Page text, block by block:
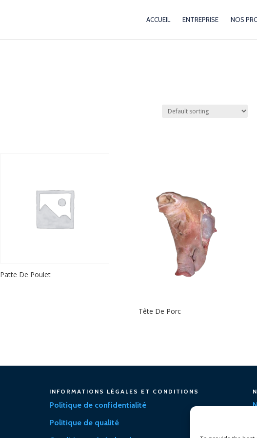
ACCUEIL ENTREPRISE NOS
Patte De Poulet
Tête De Porc
INFORMATIONS LÉGALES ET CONDITIONS
Politique de confidentialité
Politique de qualité